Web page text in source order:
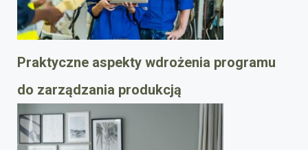
Praktyczne aspekty wdrożenia programu
do zarządzania produkcją